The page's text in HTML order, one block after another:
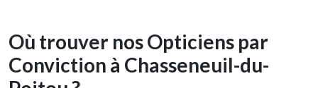
Où trouver nos Opticiens par
Conviction à Chasseneuil-du-